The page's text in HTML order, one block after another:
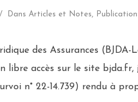
Dans Articles et Notes,
des Assurances
libre accès sur le site
n° 22-14.739) rendu à